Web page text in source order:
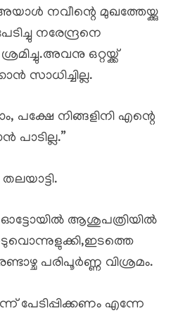
നവീന്റെ മുഖത്തേയ്ക്കു
നരേന്ദ്രനെ
ഒറ്റയ്ക്ക്
സാധിച്ചില്ല.
പക്ഷേ നിങ്ങളിനി എന്റെ
ആശുപത്രിയിൽ
പരിപൂർണ്ണ വിശ്രമം.
പേടിപ്പിക്കണം എന്നേ